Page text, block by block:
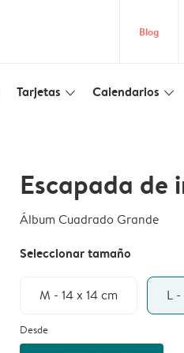
Blog
Tarjetas slim_arrow_down Calendarios slim_arrow_down
Escapada de
Álbum Cuadrado Grande
Seleccionar tamaño
M - 14 x 14 cm L -
Desde